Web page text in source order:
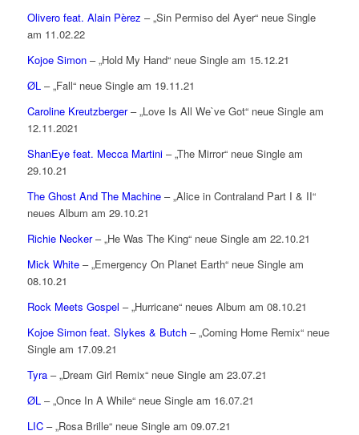
Olivero feat. Alain Pèrez – „Sin Permiso del Ayer“ neue Single
am 11.02.22
Kojoe Simon– „Hold My Hand“ neue Single am 15.12.21
ØL– „Fall“ neue Single am 19.11.21
Caroline Kreutzberger– „Love Is All We`ve Got“ neue Single am
12.11.2021
ShanEye feat. Mecca Martini– „The Mirror“ neue Single am
29.10.21
The Ghost And The Machine– „Alice in Contraland Part I & II“
neues Album am 29.10.21
Richie Necker– „He Was The King“ neue Single am 22.10.21
Mick White– „Emergency On Planet Earth“ neue Single am
08.10.21
Rock Meets Gospel – „Hurricane“ neues Album am 08.10.21
Kojoe Simon feat. Slykes & Butch– „Coming Home Remix“ neue
Single am 17.09.21
Tyra– „Dream Girl Remix“ neue Single am 23.07.21
ØL– „Once In A While“ neue Single am 16.07.21
LIC– „Rosa Brille“ neue Single am 09.07.21